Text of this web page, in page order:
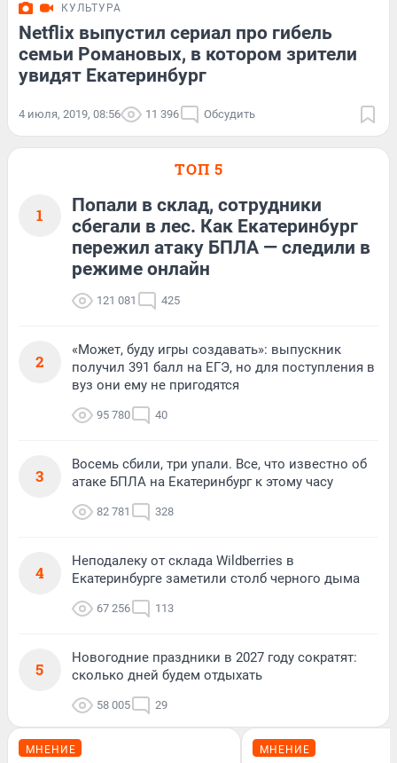
КУЛЬТУРА
Netflix выпустил сериал про гибель
семьи Романовых, в котором зрители
увидят Екатеринбург
4 июля, 2019, 08:56 11 396 Обсудить
ТОП 5
1
Попали в склад, сотрудники
сбегали в лес. Как Екатеринбург
пережил атаку БПЛА — следили в
режиме онлайн
121 081 425
2
«Может, буду игры создавать»: выпускник
получил 391 балл на ЕГЭ, но для поступления в
вуз они ему не пригодятся
95 780 40
3
Восемь сбили, три упали. Все, что известно об
атаке БПЛА на Екатеринбург к этому часу
82 781 328
4
Неподалеку от склада Wildberries в
Екатеринбурге заметили столб черного дыма
67 256 113
5
Новогодние праздники в 2027 году сократят:
сколько дней будем отдыхать
58 005 29
МНЕНИЕ МНЕНИЕ